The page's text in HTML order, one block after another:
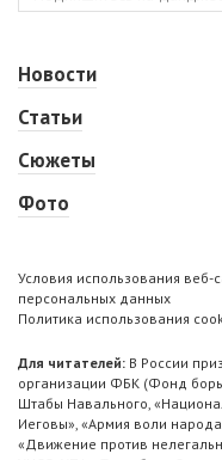
Новости
Статьи
Сюжеты
Фото
Условия использования веб-
персональных данных
Политика использования
Для читателей: В России
организации ФБК (Фонд
Штабы Навального,
Иеговы», «Армия воли
«Движение против